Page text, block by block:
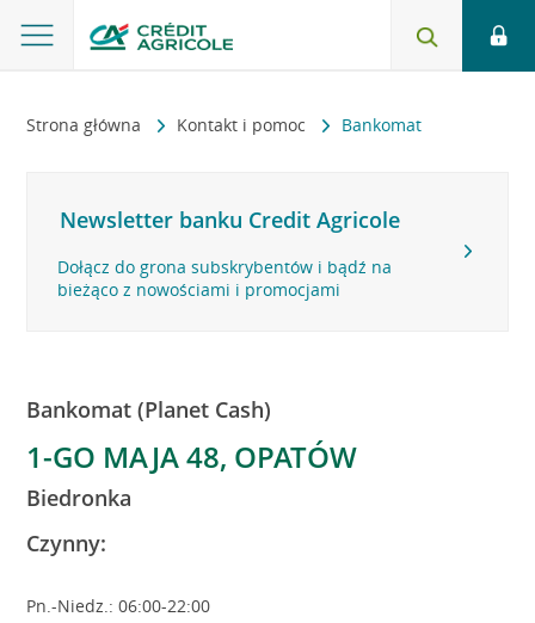
Strona główna Kontakt i pomoc Bankomat
Newsletter banku Credit Agricole
Dołącz do grona subskrybentów i bądź na
bieżąco z nowościami i promocjami
Bankomat (Planet Cash)
1-GO MAJA 48, OPATÓW
Biedronka
Czynny:
Pn.-Niedz.: 06:00-22:00